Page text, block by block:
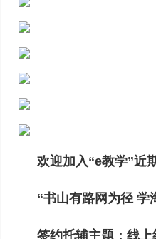
欢迎加入“e教学”近
“书山有路网为径 学
签约托辅主题：线